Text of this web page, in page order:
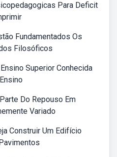
Para Deficit
Fundamentados Os
Filosóficos
Superior Conhecida
Do Repouso Em
Variado
Construir Um Edifício